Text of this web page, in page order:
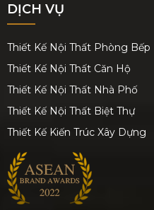
DỊCH VỤ
Thiết Kế Nội Thất Phòng Bếp
Thiết Kế Nội Thất Căn Hộ
Thiết Kế Nội Thất Nhà Phố
Thiết Kế Nội Thất Biệt Thự
Thiết Kế Kiến Trúc Xây Dựng